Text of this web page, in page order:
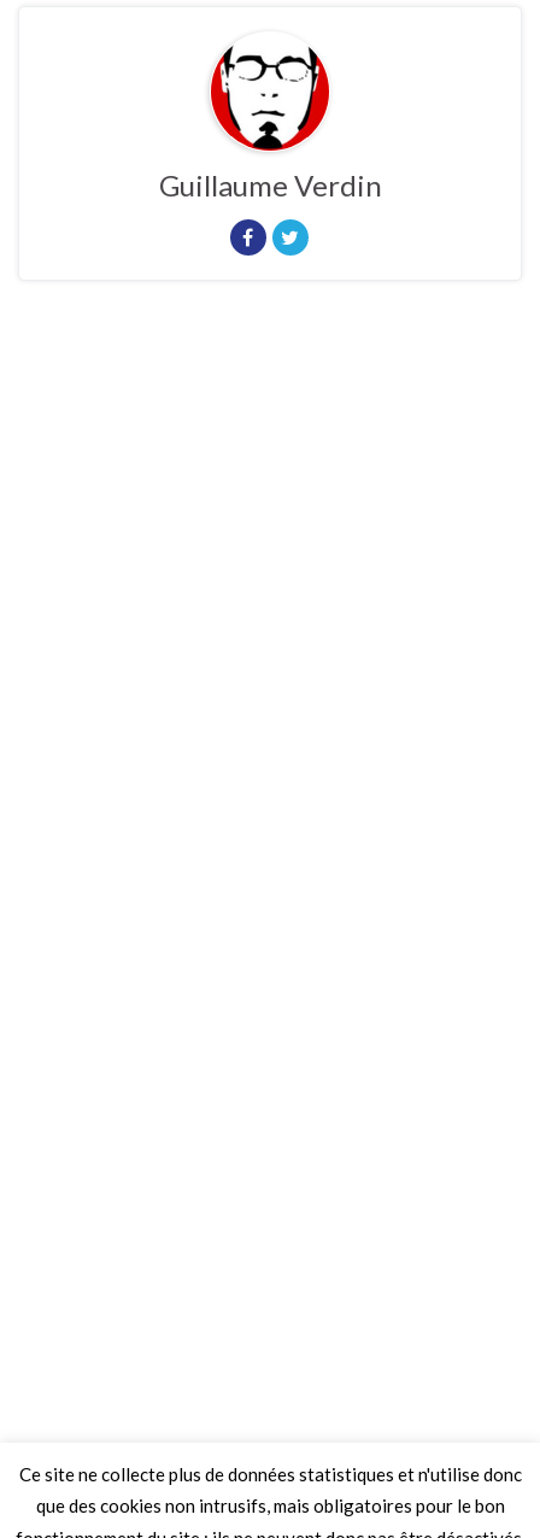
Guillaume Verdin
Ce site ne collecte plus de données statistiques et n'utilise donc
que des cookies non intrusifs, mais obligatoires pour le bon